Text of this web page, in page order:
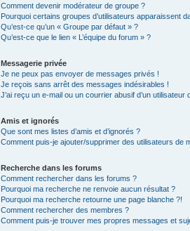
Comment devenir modérateur de groupe ?
Pourquoi certains groupes d’utilisateurs apparaissent
Qu’est-ce qu’un « Groupe par défaut » ?
Qu’est-ce que le lien « L’équipe du forum » ?
Messagerie privée
Je ne peux pas envoyer de messages privés !
Je reçois sans arrêt des messages indésirables !
J’ai reçu un e-mail ou un courrier abusif d’un utilisateur
Amis et ignorés
Que sont mes listes d’amis et d’ignorés ?
Comment puis-je ajouter/supprimer des utilisateurs de
Recherche dans les forums
Comment rechercher dans les forums ?
Pourquoi ma recherche ne renvoie aucun résultat ?
Pourquoi ma recherche retourne une page blanche ?!
Comment rechercher des membres ?
Comment puis-je trouver mes propres messages et